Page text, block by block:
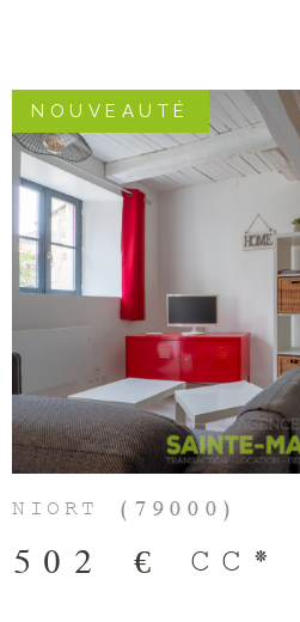
NOUVEAUTÉ
NIORT (79000)
502 € CC*